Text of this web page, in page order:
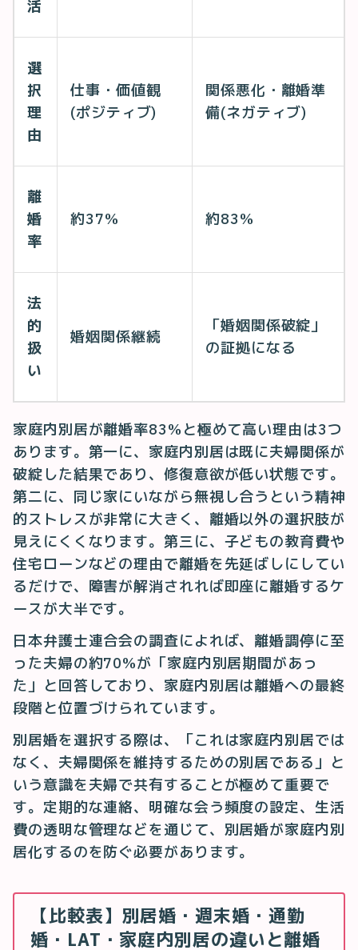
活
選
択
理
由
仕事・価値観
(ポジティブ)
関係悪化・離婚準
備(ネガティブ)
離
婚
率
約37% 約83%
法
的
扱
い
婚姻関係継続
「婚姻関係破綻」
の証拠になる
家庭内別居が離婚率83%と極めて高い理由は3つ
あります。第一に、家庭内別居は既に夫婦関係が
破綻した結果であり、修復意欲が低い状態です。
第二に、同じ家にいながら無視し合うという精神
的ストレスが非常に大きく、離婚以外の選択肢が
見えにくくなります。第三に、子どもの教育費や
住宅ローンなどの理由で離婚を先延ばしにしてい
るだけで、障害が解消されれば即座に離婚するケ
ースが大半です。
日本弁護士連合会の調査によれば、離婚調停に至
った夫婦の約70%が「家庭内別居期間があっ
た」と回答しており、家庭内別居は離婚への最終
段階と位置づけられています。
別居婚を選択する際は、「これは家庭内別居では
なく、夫婦関係を維持するための別居である」と
いう意識を夫婦で共有することが極めて重要で
す。定期的な連絡、明確な会う頻度の設定、生活
費の透明な管理などを通じて、別居婚が家庭内別
居化するのを防ぐ必要があります。
【比較表】別居婚・週末婚・通勤
婚・LAT・家庭内別居の違いと離婚